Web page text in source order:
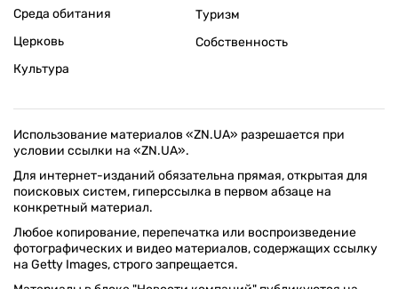
Среда обитания
Церковь
Культура
Туризм
Собственность
Использование материалов «ZN.UA» разрешается при
условии ссылки на «ZN.UA».
Для интернет-изданий обязательна прямая, открытая для
поисковых систем, гиперссылка в первом абзаце на
конкретный материал.
Любое копирование, перепечатка или воспроизведение
фотографических и видео материалов, содержащих ссылку
на Getty Images, строго запрещается.